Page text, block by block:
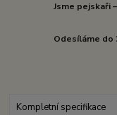
Jsme pejskaři
Odesíláme do
Kompletní specifikace